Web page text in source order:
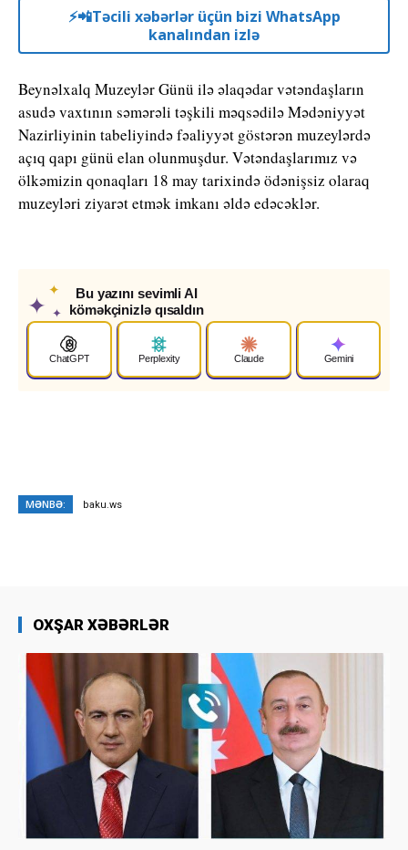
⚡️📲Təcili xəbərlər üçün bizi WhatsApp
kanalından izlə
Beynəlxalq Muzeylər Günü ilə əlaqədar vətəndaşların
asudə vaxtının səmərəli təşkili məqsədilə Mədəniyyət
Nazirliyinin tabeliyində fəaliyyət göstərən muzeylərdə
açıq qapı günü elan olunmuşdur. Vətəndaşlarımız və
ölkəmizin qonaqları 18 may tarixində ödənişsiz olaraq
muzeyləri ziyarət etmək imkanı əldə edəcəklər.
✦
✦
✦
Bu yazını sevimli AI
köməkçinizlə qısaldın
ChatGPT Perplexity Claude Gemini
MƏNBƏ: baku.ws
OXŞAR XƏBƏRLƏR